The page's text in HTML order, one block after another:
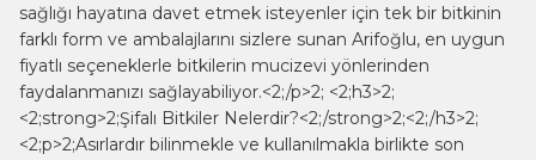
sağlığı hayatına davet etmek isteyenler için tek bir bitkinin
farklı form ve ambalajlarını sizlere sunan Arifoğlu, en uygun
fiyatlı seçeneklerle bitkilerin mucizevi yönlerinden
faydalanmanızı sağlayabiliyor.<2;/p>2; <2;h3>2;
<2;strong>2;Şifalı Bitkiler Nelerdir?<2;/strong>2;<2;/h3>2;
<2;p>2;Asırlardır bilinmekle ve kullanılmakla birlikte son